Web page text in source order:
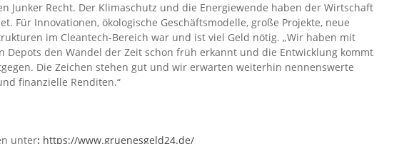
Junker Recht. Der Klimaschutz und die Energiewende haben der Wirtschaft
Für Innovationen, ökologische Geschäftsmodelle, große Projekte, neue
im Cleantech-Bereich war und ist viel Geld nötig. „Wir haben mit
Depots den Wandel der Zeit schon früh erkannt und die Entwicklung kommt
Die Zeichen stehen gut und wir erwarten weiterhin nennenswerte
finanzielle Renditen.“
unter: https://www.gruenesgeld24.de/